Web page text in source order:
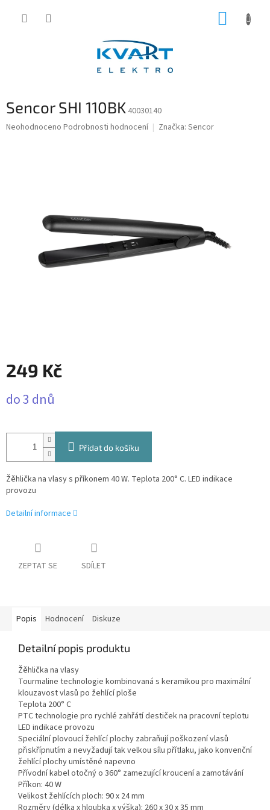
Sencor SHI 110BK 40030140
Průměrné
Neohodnoceno Podrobnosti hodnocení Značka: Sencor
249 Kč
cena:
do 3 dnů
Přidat do košíku
Žěhlička na vlasy s příkonem 40 W. Teplota 200° C. LED indikace
provozu
Detailní informace
ZEPTAT SE SDÍLET
Popis Hodnocení Diskuze
Detailní popis produktu
Žěhlička na vlasy
Tourmaline technologie kombinovaná s keramikou pro maximální
klouzavost vlasů po žehlící ploše
Teplota 200° C
PTC technologie pro rychlé zahřátí destiček na pracovní teplotu
LED indikace provozu
Speciální plovoucí žehlící plochy zabraňují poškození vlasů
přiskřípnutím a nevyžadují tak velkou sílu přítlaku, jako konvenční
žehlící plochy umístěné napevno
Přívodní kabel otočný o 360° zamezující kroucení a zamotávání
Příkon: 40 W
Velikost žehlících ploch: 90 x 24 mm